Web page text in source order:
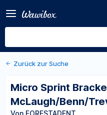
McLaugh/Benn/Trev. .022"
OK 1 rechts
Von FORESTADENT
Zurück zur Suche
Micro Sprint
McLaugh/Benn/
Von FORESTADENT